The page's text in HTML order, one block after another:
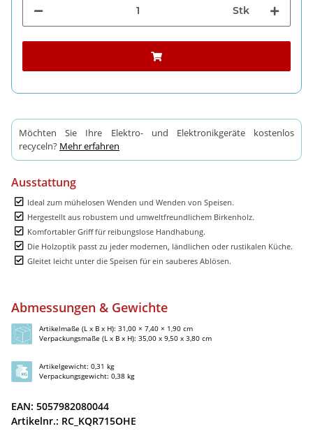
Stk
Möchten Sie Ihre Elektro- und Elektronikgeräte kostenlos
recyceln? Mehr erfahren
Ausstattung
Ideal zum mühelosen Wenden und Wenden von Speisen.
Hergestellt aus robustem und umweltfreundlichem Birkenholz.
Komfortabler Griff für reibungslose Handhabung.
Die Holzoptik passt zu jeder modernen, ländlichen oder rustikalen Küche.
Gleitet leicht unter die Speisen für ein sauberes Ablösen.
Abmessungen & Gewichte
Artikelmaße (L x B x H): 31,00 × 7,40 × 1,90 cm
Verpackungsmaße (L x B x H): 35,00 x 9,50 x 3,80 cm
Artikelgewicht: 0,31 kg
Verpackungsgewicht: 0,38 kg
EAN: 5057982080044
Artikelnr.: RC_KQR715OHE